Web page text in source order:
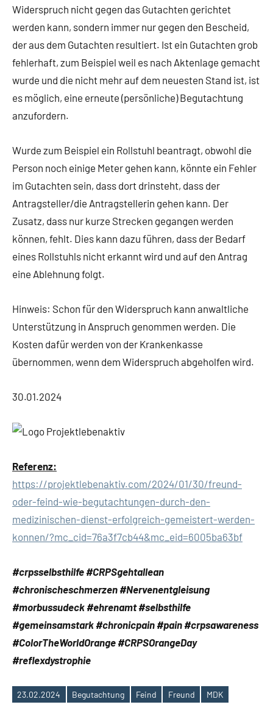
Widerspruch nicht gegen das Gutachten gerichtet
werden kann, sondern immer nur gegen den Bescheid,
der aus dem Gutachten resultiert. Ist ein Gutachten grob
fehlerhaft, zum Beispiel weil es nach Aktenlage gemacht
wurde und die nicht mehr auf dem neuesten Stand ist, ist
es möglich, eine erneute (persönliche) Begutachtung
anzufordern.
Wurde zum Beispiel ein Rollstuhl beantragt, obwohl die
Person noch einige Meter gehen kann, könnte ein Fehler
im Gutachten sein, dass dort drinsteht, dass der
Antragsteller/die Antragstellerin gehen kann. Der
Zusatz, dass nur kurze Strecken gegangen werden
können, fehlt. Dies kann dazu führen, dass der Bedarf
eines Rollstuhls nicht erkannt wird und auf den Antrag
eine Ablehnung folgt.
Hinweis: Schon für den Widerspruch kann anwaltliche
Unterstützung in Anspruch genommen werden. Die
Kosten dafür werden von der Krankenkasse
übernommen, wenn dem Widerspruch abgeholfen wird.
30.01.2024
Referenz:
https://projektlebenaktiv.com/2024/01/30/freund-
oder-feind-wie-begutachtungen-durch-den-
medizinischen-dienst-erfolgreich-gemeistert-werden-
konnen/?mc_cid=76a3f7cb44&mc_eid=6005ba63bf
#crpsselbsthilfe #CRPSgehtallean
#chronischeschmerzen #Nervenentgleisung
#morbussudeck #ehrenamt #selbsthilfe
#gemeinsamstark #chronicpain #pain #crpsawareness
#ColorTheWorldOrange #CRPSOrangeDay
#reflexdystrophie
Schlagwörter
23.02.2024 Begutachtung Feind Freund MDK